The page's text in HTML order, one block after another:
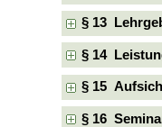
§ 13
§ 14
§ 15
§ 16